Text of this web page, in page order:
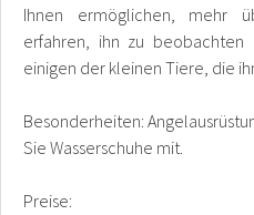
Ihnen ermöglichen, mehr
erfahren, ihn zu
einigen der kleinen Tiere, die
Besonderheiten:
Sie Wasserschuhe mit.
Preise: